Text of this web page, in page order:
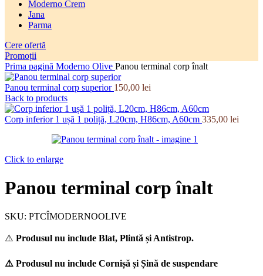
Moderno Crem
Jana
Parma
Cere ofertă
Promoții
Prima pagină Moderno Olive Panou terminal corp înalt
Panou terminal corp superior 150,00 lei
Back to products
Corp inferior 1 ușă 1 poliță, L20cm, H86cm, A60cm 335,00 lei
Click to enlarge
Panou terminal corp înalt
SKU: PTCÎMODERNOOLIVE
⚠️ Produsul nu include Blat, Plintă și Antistrop.
⚠️ Produsul nu include Cornișă și Șină de suspendare